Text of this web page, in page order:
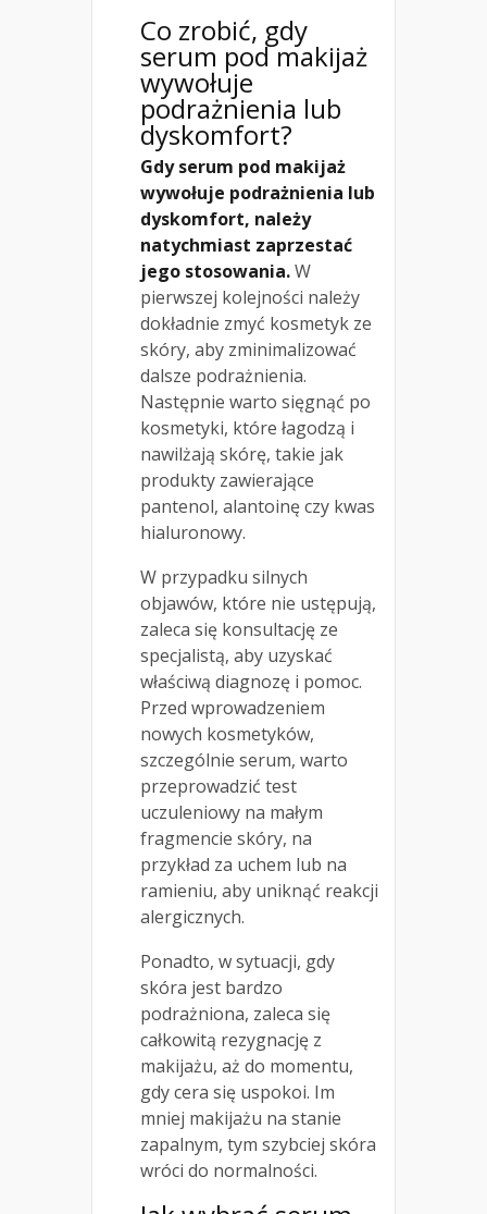
Co zrobić, gdy
serum pod makijaż
wywołuje
podrażnienia lub
dyskomfort?
Gdy serum pod makijaż
wywołuje podrażnienia lub
dyskomfort, należy
natychmiast zaprzestać
jego stosowania.W
pierwszej kolejności należy
dokładnie zmyć kosmetyk ze
skóry, aby zminimalizować
dalsze podrażnienia.
Następnie warto sięgnąć po
kosmetyki, które łagodzą i
nawilżają skórę, takie jak
produkty zawierające
pantenol, alantoinę czy kwas
hialuronowy.
W przypadku silnych
objawów, które nie ustępują,
zaleca się konsultację ze
specjalistą, aby uzyskać
właściwą diagnozę i pomoc.
Przed wprowadzeniem
nowych kosmetyków,
szczególnie serum, warto
przeprowadzić test
uczuleniowy na małym
fragmencie skóry, na
przykład za uchem lub na
ramieniu, aby uniknąć reakcji
alergicznych.
Ponadto, w sytuacji, gdy
skóra jest bardzo
podrażniona, zaleca się
całkowitą rezygnację z
makijażu, aż do momentu,
gdy cera się uspokoi. Im
mniej makijażu na stanie
zapalnym, tym szybciej skóra
wróci do normalności.